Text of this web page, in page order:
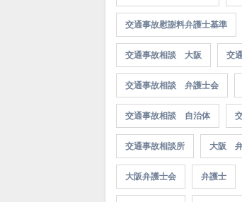
交通事故慰謝料弁護士基準
交通事故相談 大阪 交
交通事故相談 弁護士会
交通事故相談 自治体
交通事故相談所 大阪
大阪弁護士会 弁護士